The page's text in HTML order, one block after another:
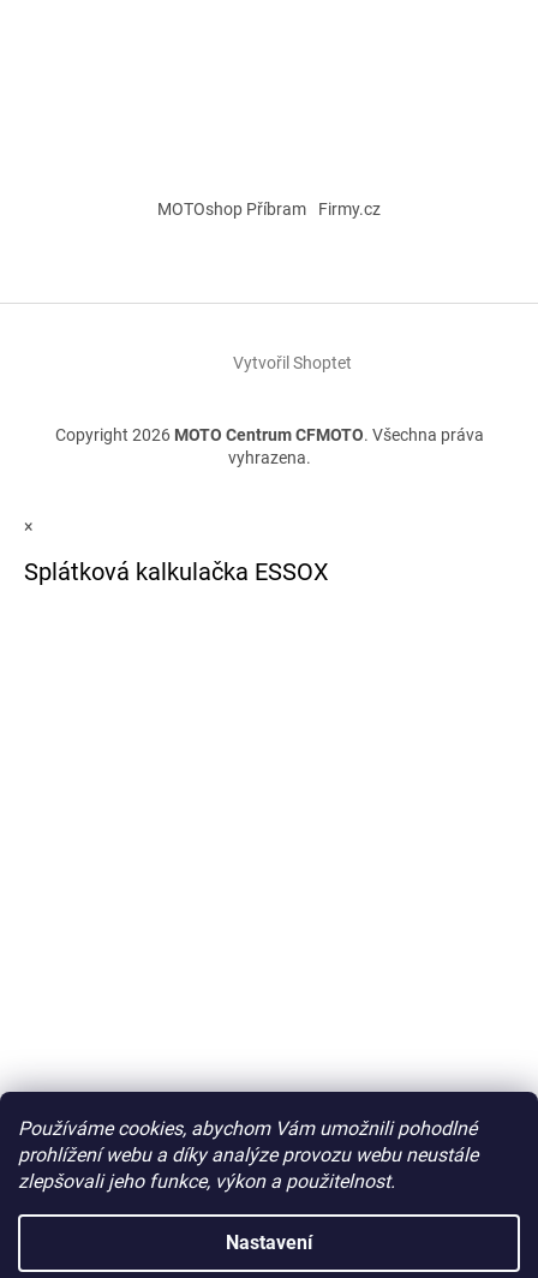
Používáme cookies, abychom Vám umožnili pohodlné
prohlížení webu a díky analýze provozu webu neustále
zlepšovali jeho funkce, výkon a použitelnost.
Nastavení
MOTOshop Příbram Firmy.cz
Vytvořil Shoptet
Copyright 2026 MOTO Centrum CFMOTO. Všechna práva
vyhrazena.
×
Splátková kalkulačka ESSOX